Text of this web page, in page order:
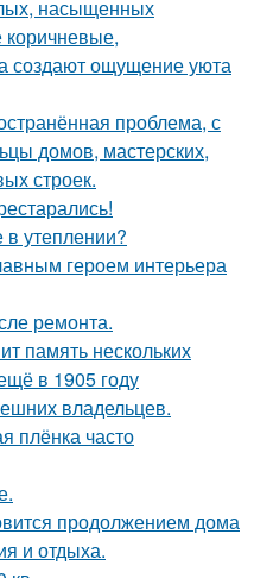
насыщенных
коричневые,
создают ощущение уюта
проблема, с
домов, мастерских,
строек.
в утеплении?
героем интерьера
ремонта.
память нескольких
в 1905 году
владельцев.
плёнка часто
продолжением дома
и отдыха.